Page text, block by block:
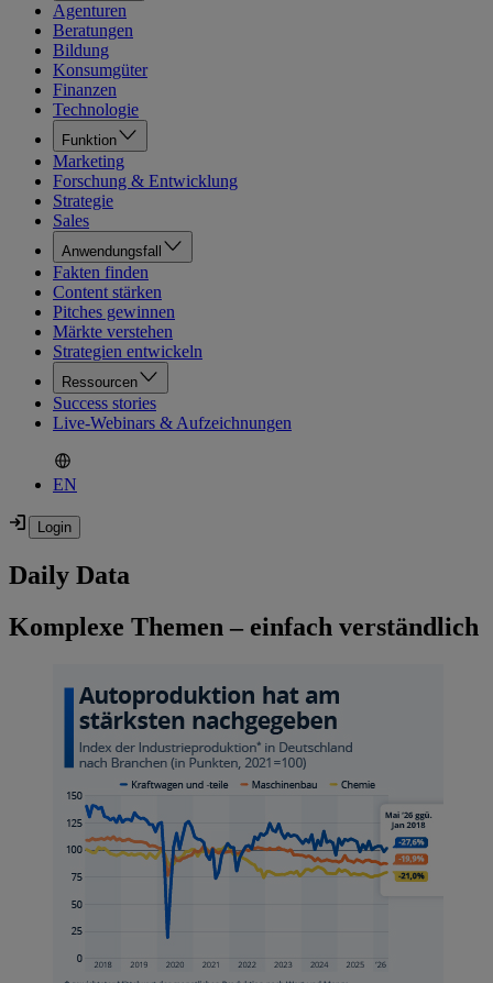
Agenturen
Beratungen
Bildung
Konsumgüter
Finanzen
Technologie
Funktion
Marketing
Forschung & Entwicklung
Strategie
Sales
Anwendungsfall
Fakten finden
Content stärken
Pitches gewinnen
Märkte verstehen
Strategien entwickeln
Ressourcen
Success stories
Live-Webinars & Aufzeichnungen
EN
Daily Data
Komplexe Themen – einfach verständlich